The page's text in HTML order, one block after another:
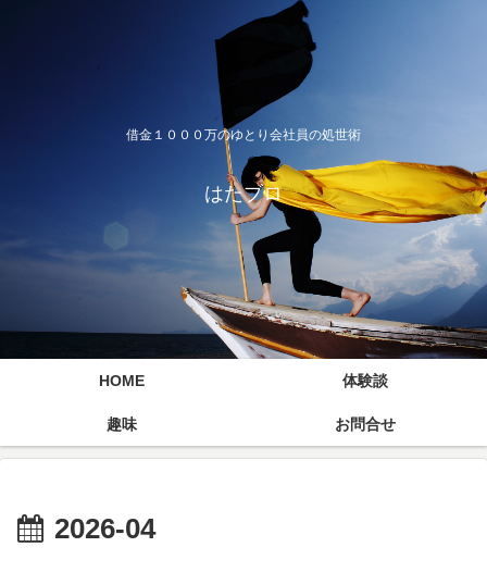
借金１０００万のゆとり会社員の処世術
はたブロ
HOME 体験談
趣味 お問合せ
2026-04